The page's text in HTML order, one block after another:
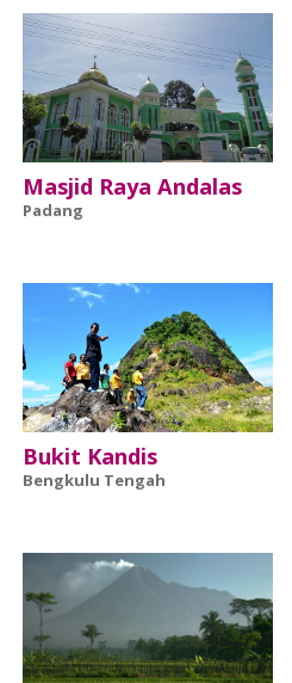
Masjid Raya Andalas
Padang
Bukit Kandis
Bengkulu Tengah